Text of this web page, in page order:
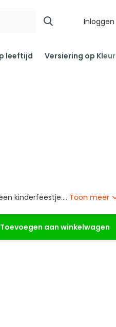
Inloggen
leeftijd Versiering op Kleur
kinderfeestje.... Toon meer
Toevoegen aan winkelwagen